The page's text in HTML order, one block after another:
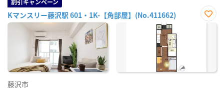
割引キャンペーン
Kマンスリー藤沢駅 601・1K-【角部屋】(No.411662)
お気
藤沢市